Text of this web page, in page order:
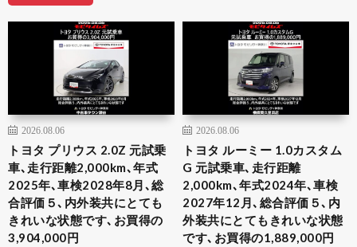
2026.08.06
トヨタ プリウス 2.0Z 元試乗
車､走行距離2,000km､年式
2025年､車検2028年8月､総
合評価５､内外装共にとても
きれいな状態です､お買得の
3,904,000円
2026.08.06
トヨタ ルーミー 1.0カスタム
G 元試乗車､走行距離
2,000km､年式2024年､車検
2027年12月､総合評価５､内
外装共にとてもきれいな状態
です､お買得の1,889,000円